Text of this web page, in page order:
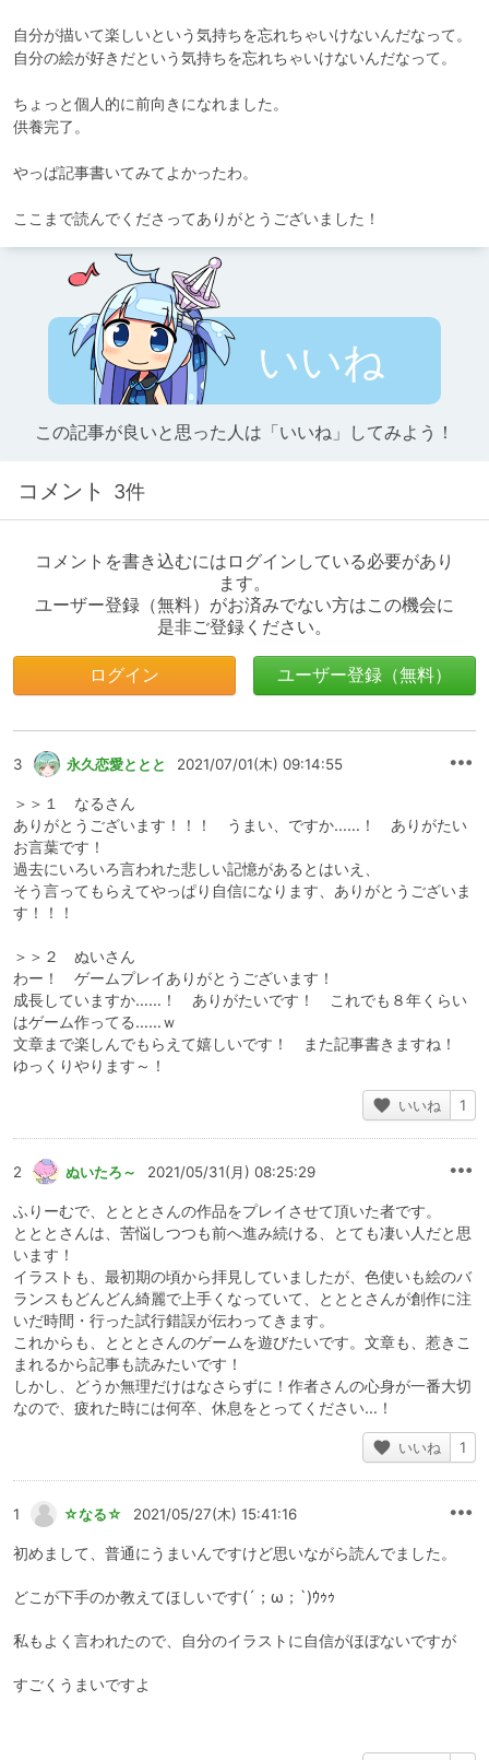
自分が描いて楽しいという気持ちを忘れちゃいけないんだなって。
自分の絵が好きだという気持ちを忘れちゃいけないんだなって。
ちょっと個人的に前向きになれました。
供養完了。
やっぱ記事書いてみてよかったわ。
ここまで読んでくださってありがとうございました！
いいね
この記事が良いと思った人は「いいね」してみよう！
コメント 3件
コメントを書き込むにはログインしている必要があり
ます。
ユーザー登録（無料）がお済みでない方はこの機会に
是非ご登録ください。
ログイン ユーザー登録（無料）
3 永久恋愛ととと 2021/07/01(木) 09:14:55
＞＞１ なるさん
ありがとうございます！！！ うまい、ですか……！ ありがたい
お言葉です！
過去にいろいろ言われた悲しい記憶があるとはいえ、
そう言ってもらえてやっぱり自信になります、ありがとうございま
す！！！
＞＞２ ぬいさん
わー！ ゲームプレイありがとうございます！
成長していますか……！ ありがたいです！ これでも８年くらい
はゲーム作ってる……ｗ
文章まで楽しんでもらえて嬉しいです！ また記事書きますね！
ゆっくりやります～！
いいね 1
2 ぬいたろ～ 2021/05/31(月) 08:25:29
ふりーむで、とととさんの作品をプレイさせて頂いた者です。
とととさんは、苦悩しつつも前へ進み続ける、とても凄い人だと思
います！
イラストも、最初期の頃から拝見していましたが、色使いも絵のバ
ランスもどんどん綺麗で上手くなっていて、とととさんが創作に注
いだ時間・行った試行錯誤が伝わってきます。
これからも、とととさんのゲームを遊びたいです。文章も、惹きこ
まれるから記事も読みたいです！
しかし、どうか無理だけはなさらずに！作者さんの心身が一番大切
なので、疲れた時には何卒、休息をとってください…！
いいね 1
1 ☆なる☆ 2021/05/27(木) 15:41:16
初めまして、普通にうまいんですけど思いながら読んでました。
どこが下手のか教えてほしいです(´；ω；`)ｳｩｩ
私もよく言われたので、自分のイラストに自信がほぼないですが
すごくうまいですよ